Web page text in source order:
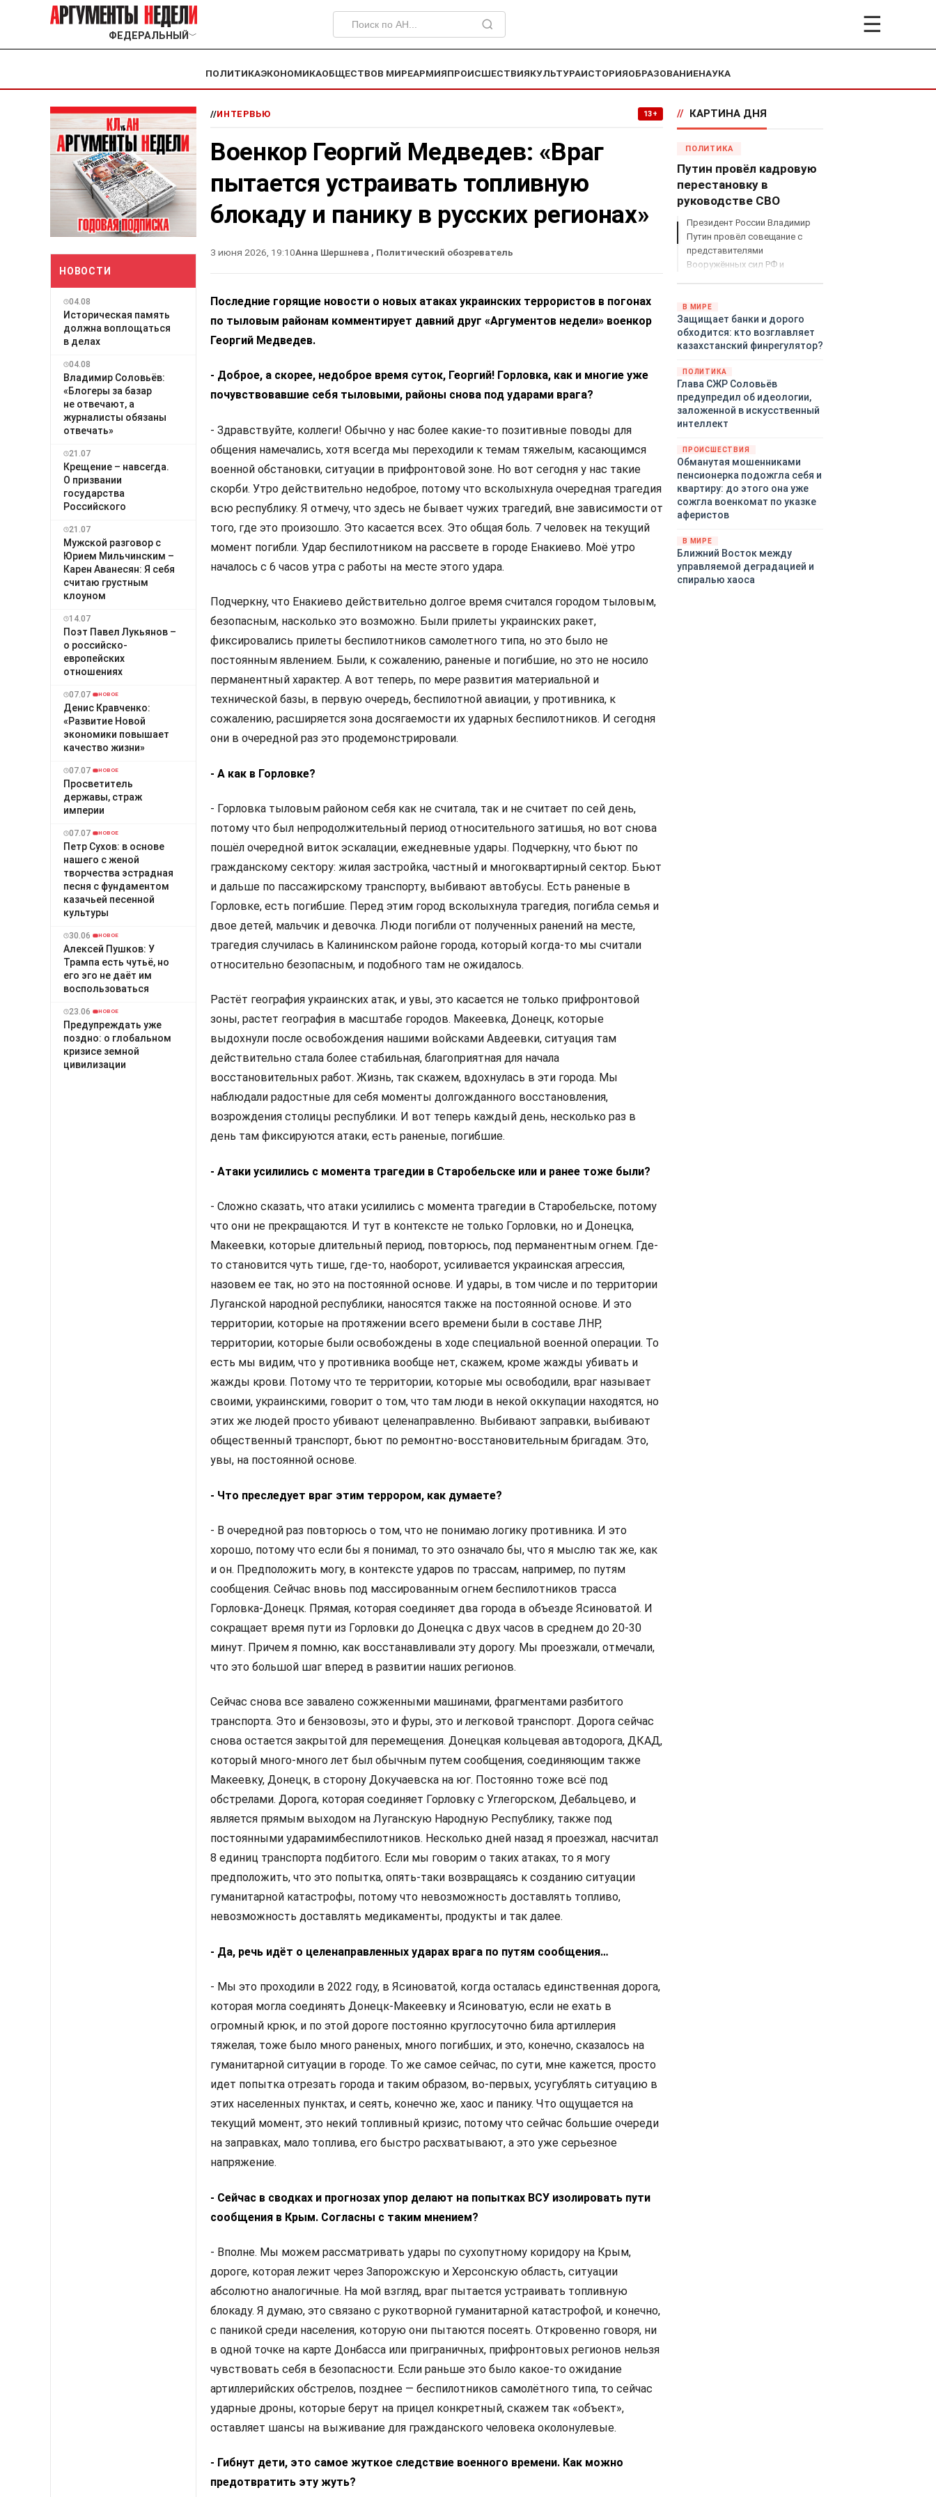
ФЕДЕРАЛЬНЫЙ ﹀ ☰
ПОЛИТИКАЭКОНОМИКАОБЩЕСТВОВ МИРЕАРМИЯПРОИСШЕСТВИЯКУЛЬТУРАИСТОРИЯОБРАЗОВАНИЕНАУКА
НОВОСТИ
04.08
Историческая память
должна воплощаться
в делах
04.08
Владимир Соловьёв:
«Блогеры за базар
не отвечают, а
журналисты обязаны
отвечать»
21.07
Крещение – навсегда.
О призвании
государства
Российского
21.07
Мужской разговор с
Юрием Мильчинским –
Карен Аванесян: Я себя
считаю грустным
клоуном
14.07
Поэт Павел Лукьянов –
о российско-
европейских
отношениях
07.07 НОВОЕ
Денис Кравченко:
«Развитие Новой
экономики повышает
качество жизни»
07.07 НОВОЕ
Просветитель
державы, cтраж
империи
07.07 НОВОЕ
Петр Сухов: в основе
нашего с женой
творчества эстрадная
песня с фундаментом
казачьей песенной
культуры
30.06 НОВОЕ
Алексей Пушков: У
Трампа есть чутьё, но
его эго не даёт им
воспользоваться
23.06 НОВОЕ
Предупреждать уже
поздно: о глобальном
кризисе земной
цивилизации
//ИНТЕРВЬЮ 13+
Военкор Георгий Медведев: «Враг
пытается устраивать топливную
блокаду и панику в русских регионах»
3 июня 2026, 19:10Анна Шершнева , Политический обозреватель
Последние горящие новости о новых атаках украинских террористов в погонах
по тыловым районам комментирует давний друг «Аргументов недели» военкор
Георгий Медведев.
- Доброе, а скорее, недоброе время суток, Георгий! Горловка, как и многие уже
почувствовавшие себя тыловыми, районы снова под ударами врага?
- Здравствуйте, коллеги! Обычно у нас более какие-то позитивные поводы для
общения намечались, хотя всегда мы переходили к темам тяжелым, касающимся
военной обстановки, ситуации в прифронтовой зоне. Но вот сегодня у нас такие
скорби. Утро действительно недоброе, потому что всколыхнула очередная трагедия
всю республику. Я отмечу, что здесь не бывает чужих трагедий, вне зависимости от
того, где это произошло. Это касается всех. Это общая боль. 7 человек на текущий
момент погибли. Удар беспилотником на рассвете в городе Енакиево. Моё утро
началось с 6 часов утра с работы на месте этого удара.
Подчеркну, что Енакиево действительно долгое время считался городом тыловым,
безопасным, насколько это возможно. Были прилеты украинских ракет,
фиксировались прилеты беспилотников самолетного типа, но это было не
постоянным явлением. Были, к сожалению, раненые и погибшие, но это не носило
перманентный характер. А вот теперь, по мере развития материальной и
технической базы, в первую очередь, беспилотной авиации, у противника, к
сожалению, расширяется зона досягаемости их ударных беспилотников. И сегодня
они в очередной раз это продемонстрировали.
- А как в Горловке?
- Горловка тыловым районом себя как не считала, так и не считает по сей день,
потому что был непродолжительный период относительного затишья, но вот снова
пошёл очередной виток эскалации, ежедневные удары. Подчеркну, что бьют по
гражданскому сектору: жилая застройка, частный и многоквартирный сектор. Бьют
и дальше по пассажирскому транспорту, выбивают автобусы. Есть раненые в
Горловке, есть погибшие. Перед этим город всколыхнула трагедия, погибла семья и
двое детей, мальчик и девочка. Люди погибли от полученных ранений на месте,
трагедия случилась в Калининском районе города, который когда-то мы считали
относительно безопасным, и подобного там не ожидалось.
Растёт география украинских атак, и увы, это касается не только прифронтовой
зоны, растет география в масштабе городов. Макеевка, Донецк, которые
выдохнули после освобождения нашими войсками Авдеевки, ситуация там
действительно стала более стабильная, благоприятная для начала
восстановительных работ. Жизнь, так скажем, вдохнулась в эти города. Мы
наблюдали радостные для себя моменты долгожданного восстановления,
возрождения столицы республики. И вот теперь каждый день, несколько раз в
день там фиксируются атаки, есть раненые, погибшие.
- Атаки усилились с момента трагедии в Старобельске или и ранее тоже были?
- Сложно сказать, что атаки усилились с момента трагедии в Старобельске, потому
что они не прекращаются. И тут в контексте не только Горловки, но и Донецка,
Макеевки, которые длительный период, повторюсь, под перманентным огнем. Где-
то становится чуть тише, где-то, наоборот, усиливается украинская агрессия,
назовем ее так, но это на постоянной основе. И удары, в том числе и по территории
Луганской народной республики, наносятся также на постоянной основе. И это
территории, которые на протяжении всего времени были в составе ЛНР,
территории, которые были освобождены в ходе специальной военной операции. То
есть мы видим, что у противника вообще нет, скажем, кроме жажды убивать и
жажды крови. Потому что те территории, которые мы освободили, враг называет
своими, украинскими, говорит о том, что там люди в некой оккупации находятся, но
этих же людей просто убивают целенаправленно. Выбивают заправки, выбивают
общественный транспорт, бьют по ремонтно-восстановительным бригадам. Это,
увы, на постоянной основе.
- Что преследует враг этим террором, как думаете?
- В очередной раз повторюсь о том, что не понимаю логику противника. И это
хорошо, потому что если бы я понимал, то это означало бы, что я мыслю так же, как
и он. Предположить могу, в контексте ударов по трассам, например, по путям
сообщения. Сейчас вновь под массированным огнем беспилотников трасса
Горловка-Донецк. Прямая, которая соединяет два города в объезде Ясиноватой. И
сокращает время пути из Горловки до Донецка с двух часов в среднем до 20-30
минут. Причем я помню, как восстанавливали эту дорогу. Мы проезжали, отмечали,
что это большой шаг вперед в развитии наших регионов.
Сейчас снова все завалено сожженными машинами, фрагментами разбитого
транспорта. Это и бензовозы, это и фуры, это и легковой транспорт. Дорога сейчас
снова остается закрытой для перемещения. Донецкая кольцевая автодорога, ДКАД,
который много-много лет был обычным путем сообщения, соединяющим также
Макеевку, Донецк, в сторону Докучаевска на юг. Постоянно тоже всё под
обстрелами. Дорога, которая соединяет Горловку с Углегорском, Дебальцево, и
является прямым выходом на Луганскую Народную Республику, также под
постоянными ударамимбеспилотников. Несколько дней назад я проезжал, насчитал
8 единиц транспорта подбитого. Если мы говорим о таких атаках, то я могу
предположить, что это попытка, опять-таки возвращаясь к созданию ситуации
гуманитарной катастрофы, потому что невозможность доставлять топливо,
невозможность доставлять медикаменты, продукты и так далее.
- Да, речь идёт о целенаправленных ударах врага по путям сообщения…
- Мы это проходили в 2022 году, в Ясиноватой, когда осталась единственная дорога,
которая могла соединять Донецк-Макеевку и Ясиноватую, если не ехать в
огромный крюк, и по этой дороге постоянно круглосуточно била артиллерия
тяжелая, тоже было много раненых, много погибших, и это, конечно, сказалось на
гуманитарной ситуации в городе. То же самое сейчас, по сути, мне кажется, просто
идет попытка отрезать города и таким образом, во-первых, усугублять ситуацию в
этих населенных пунктах, и сеять, конечно же, хаос и панику. Что ощущается на
текущий момент, это некий топливный кризис, потому что сейчас большие очереди
на заправках, мало топлива, его быстро расхватывают, а это уже серьезное
напряжение.
- Сейчас в сводках и прогнозах упор делают на попытках ВСУ изолировать пути
сообщения в Крым. Согласны с таким мнением?
- Вполне. Мы можем рассматривать удары по сухопутному коридору на Крым,
дороге, которая лежит через Запорожскую и Херсонскую область, ситуации
абсолютно аналогичные. На мой взгляд, враг пытается устраивать топливную
блокаду. Я думаю, это связано с рукотворной гуманитарной катастрофой, и конечно,
с паникой среди населения, которую они пытаются посеять. Откровенно говоря, ни
в одной точке на карте Донбасса или приграничных, прифронтовых регионов нельзя
чувствовать себя в безопасности. Если раньше это было какое-то ожидание
артиллерийских обстрелов, позднее — беспилотников самолётного типа, то сейчас
ударные дроны, которые берут на прицел конкретный, скажем так «объект»,
оставляет шансы на выживание для гражданского человека околонулевые.
- Гибнут дети, это самое жуткое следствие военного времени. Как можно
предотвратить эту жуть?
// КАРТИНА ДНЯ
ПОЛИТИКА
Путин провёл кадровую
перестановку в
руководстве СВО
Президент России Владимир
Путин провёл совещание с
представителями
Вооружённых сил РФ и
руководстве спецоперацией.
В МИРЕ
Защищает банки и дорого
обходится: кто возглавляет
казахстанский финрегулятор?
ПОЛИТИКА
Глава СЖР Соловьёв
предупредил об идеологии,
заложенной в искусственный
интеллект
ПРОИСШЕСТВИЯ
Обманутая мошенниками
пенсионерка подожгла себя и
квартиру: до этого она уже
сожгла военкомат по указке
аферистов
В МИРЕ
Ближний Восток между
управляемой деградацией и
спиралью хаоса